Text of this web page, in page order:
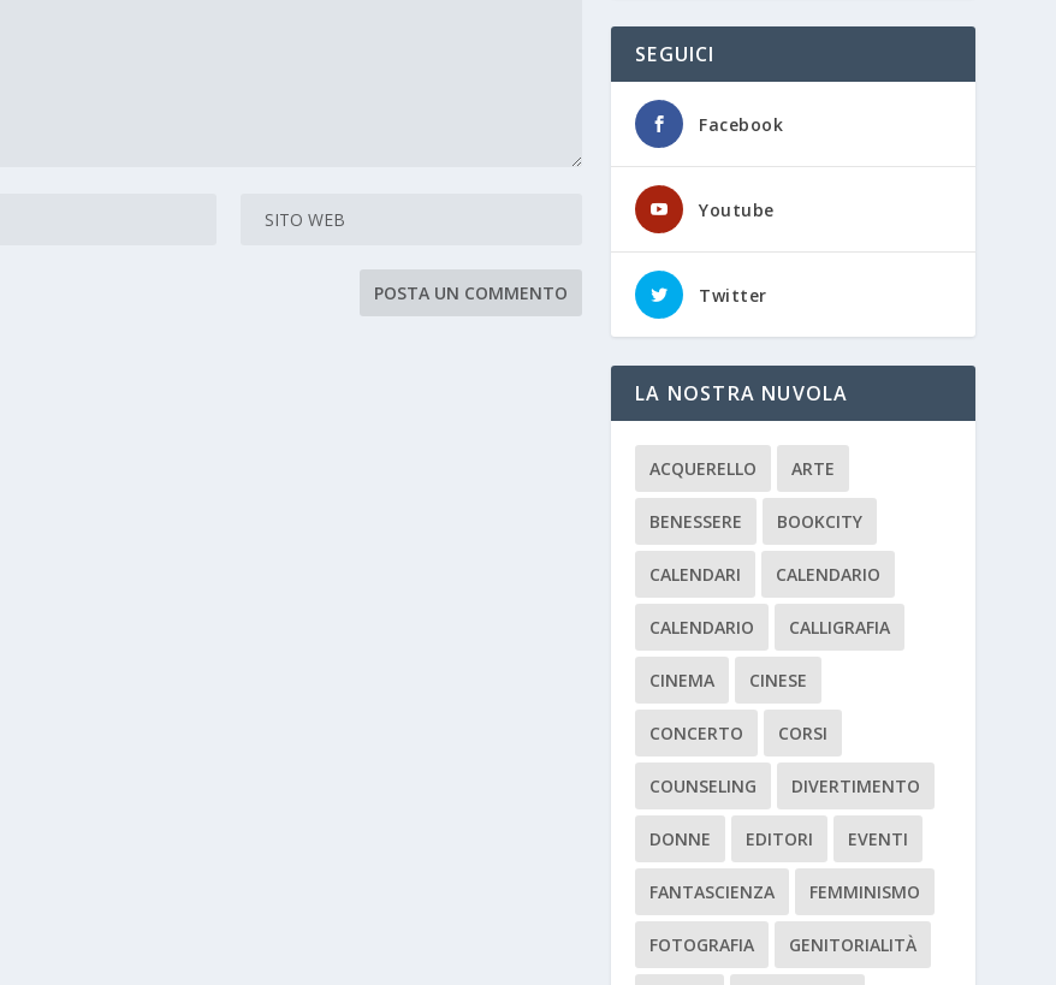
SEGUICI
Facebook
Youtube
Twitter
LA NOSTRA NUVOLA
ACQUERELLO ARTE
BENESSERE BOOKCITY
CALENDARI CALENDARIO
CALENDARIO CALLIGRAFIA
CINEMA CINESE
CONCERTO CORSI
COUNSELING DIVERTIMENTO
DONNE EDITORI EVENTI
FANTASCIENZA FEMMINISMO
FOTOGRAFIA GENITORIALITÀ